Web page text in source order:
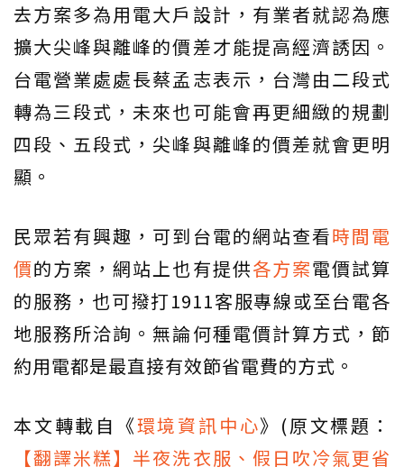
去方案多為用電大戶設計，有業者就認為應
擴大尖峰與離峰的價差才能提高經濟誘因。
台電營業處處長蔡孟志表示，台灣由二段式
轉為三段式，未來也可能會再更細緻的規劃
四段、五段式，尖峰與離峰的價差就會更明
顯。
民眾若有興趣，可到台電的網站查看時間電
價的方案，網站上也有提供各方案電價試算
的服務，也可撥打1911客服專線或至台電各
地服務所洽詢。無論何種電價計算方式，節
約用電都是最直接有效節省電費的方式。
本文轉載自《環境資訊中心》(原文標題：
【翻譯米糕】半夜洗衣服、假日吹冷氣更省